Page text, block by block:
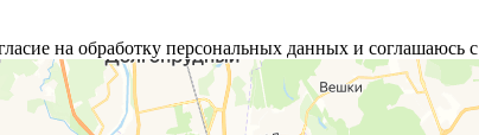
на обработку персональных данных и соглашаюсь с